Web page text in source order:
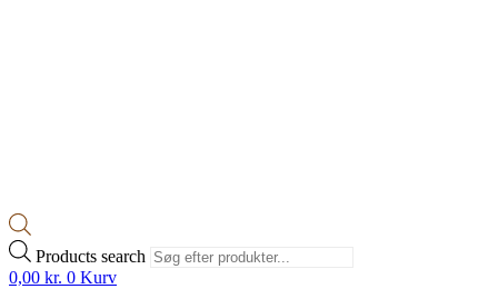
Products search
0,00 kr. 0 Kurv